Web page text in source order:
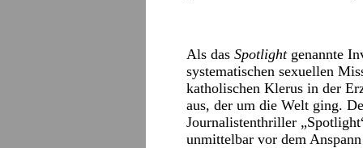
Als das Spotlightgenannte
systematischen sexuellen
katholischen Klerus in der
aus, der um die Welt ging.
Journalistenthriller
unmittelbar vor dem